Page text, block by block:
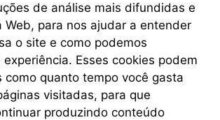
de análise mais difundidas e
Web, para nos ajudar a entender
o site e como podemos
experiência. Esses cookies podem
como quanto tempo você gasta
visitadas, para que
produzindo conteúdo